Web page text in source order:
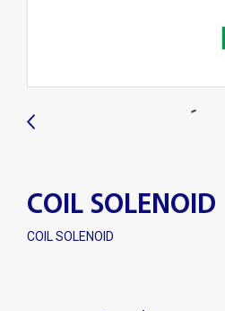
COIL SOLENOID
COIL SOLENOID